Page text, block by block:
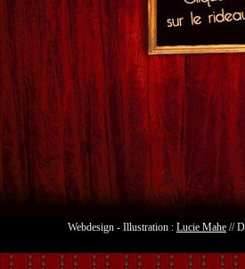
Webdesign - Illustration : Lucie Mahe //